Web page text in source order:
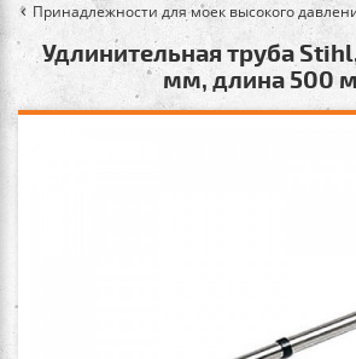
Принадлежности для моек высокого
Удлинительная труба
мм, длина 500